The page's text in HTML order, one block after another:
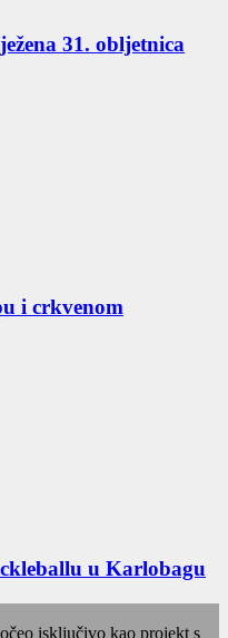
31. obljetnica
i crkvenom
u Karlobagu
isključivo kao projekt s